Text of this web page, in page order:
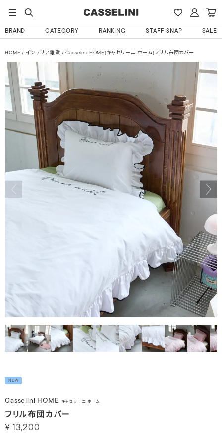
BRAND CATEGORY RANKING STAFF SNAP SALE
HOME インテリア雑貨 Casselini HOME(キャセリーニ ホーム)フリル布団カバー
NEW
Casselini HOME キャセリーニ ホーム
フリル布団カバー
¥ 13,200